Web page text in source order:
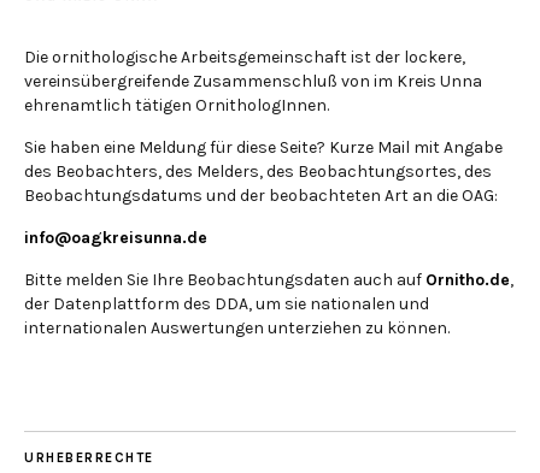
Die ornithologische Arbeitsgemeinschaft ist der lockere,
vereinsübergreifende Zusammenschluß von im Kreis Unna
ehrenamtlich tätigen OrnithologInnen.
Sie haben eine Meldung für diese Seite? Kurze Mail mit Angabe
des Beobachters, des Melders, des Beobachtungsortes, des
Beobachtungsdatums und der beobachteten Art an die OAG:
info@oagkreisunna.de
Bitte melden Sie Ihre Beobachtungsdaten auch auf Ornitho.de,
der Datenplattform des DDA, um sie nationalen und
internationalen Auswertungen unterziehen zu können.
URHEBERRECHTE